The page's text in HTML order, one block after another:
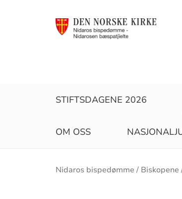
STIFTSDAGENE 2026
OM OSS
Brødsmulesti
Nidaros bispedømme Biskopene